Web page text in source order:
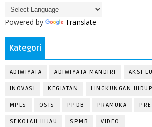
Powered by Translate
Kategori
ADIWIYATA ADIWIYATA MANDIRI AKSI
INOVASI KEGIATAN LINGKUNGAN HIDUP
MPLS OSIS PPDB PRAMUKA
SEKOLAH HIJAU SPMB VIDEO